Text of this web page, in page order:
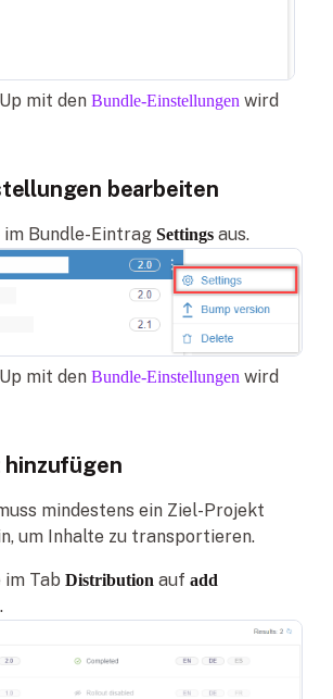
mit den Bundle-Einstellungen wird
bearbeiten
im Bundle-Eintrag Settings aus.
mit den Bundle-Einstellungen wird
mindestens ein Ziel-Projekt
um Inhalte zu transportieren.
im Tab Distribution auf add
.